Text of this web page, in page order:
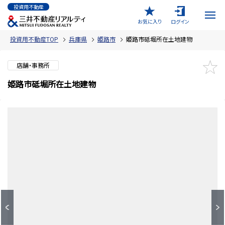
投資用不動産
お気に入り
ログイン
投資用不動産TOP 兵庫県 姫路市 姫路市砥堀所在土地建物
店舗・事務所
姫路市砥堀所在土地建物